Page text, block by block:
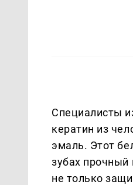
Специалисты
кератин из
эмаль. Этот
зубах прочный
не только